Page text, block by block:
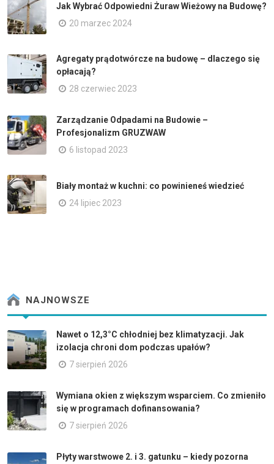
Jak Wybrać Odpowiedni Żuraw Wieżowy na Budowę?
20 marzec 2024
Agregaty prądotwórcze na budowę – dlaczego się
opłacają?
28 czerwiec 2023
Zarządzanie Odpadami na Budowie –
Profesjonalizm GRUZWAW
6 listopad 2023
Biały montaż w kuchni: co powinieneś wiedzieć
24 lipiec 2023
NAJNOWSZE
Nawet o 12,3°C chłodniej bez klimatyzacji. Jak
izolacja chroni dom podczas upałów?
7 sierpień 2026
Wymiana okien z większym wsparciem. Co zmieniło
się w programach dofinansowania?
7 sierpień 2026
Płyty warstwowe 2. i 3. gatunku – kiedy pozorna